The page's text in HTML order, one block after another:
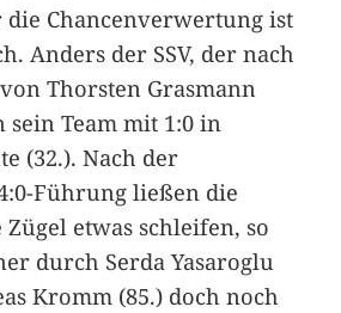
Chancenverwertung ist
Anders der SSV, der nach
Thorsten Grasmann
Team mit 1:0 in
(32.). Nach der
Führung ließen die
etwas schleifen, so
durch Serda Yasaroglu
Kromm (85.) doch noch